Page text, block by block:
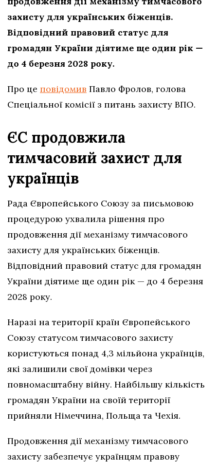
захисту для українських біженців.
Відповідний правовий статус для
громадян України діятиме ще один рік —
до 4 березня 2028 року.
Про це повідомив Павло Фролов, голова
Спеціальної комісії з питань захисту ВПО.
ЄС продовжила
тимчасовий захист для
українців
Рада Європейського Союзу за письмовою
процедурою ухвалила рішення про
продовження дії механізму тимчасового
захисту для українських біженців.
Відповідний правовий статус для громадян
України діятиме ще один рік — до 4 березня
2028 року.
Наразі на території країн Європейського
Союзу статусом тимчасового захисту
користуються понад 4,3 мільйона українців,
які залишили свої домівки через
повномасштабну війну. Найбільшу кількість
громадян України на своїй території
прийняли Німеччина, Польща та Чехія.
Продовження дії механізму тимчасового
захисту забезпечує українцям правову